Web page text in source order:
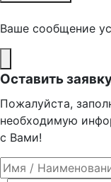
Ваше сообщение
Оставить
Пожалуйста,
необходимую
с Вами!